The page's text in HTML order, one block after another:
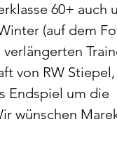
60+ auch
(auf dem
von RW
Endspiel um die
wünschen